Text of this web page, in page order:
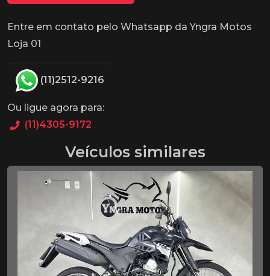
Entre em contato pelo Whatsapp da Yngra Motos
Loja 01
(11)2512-9216
Ou ligue agora para:
(11)4305-9172
Veículos similares